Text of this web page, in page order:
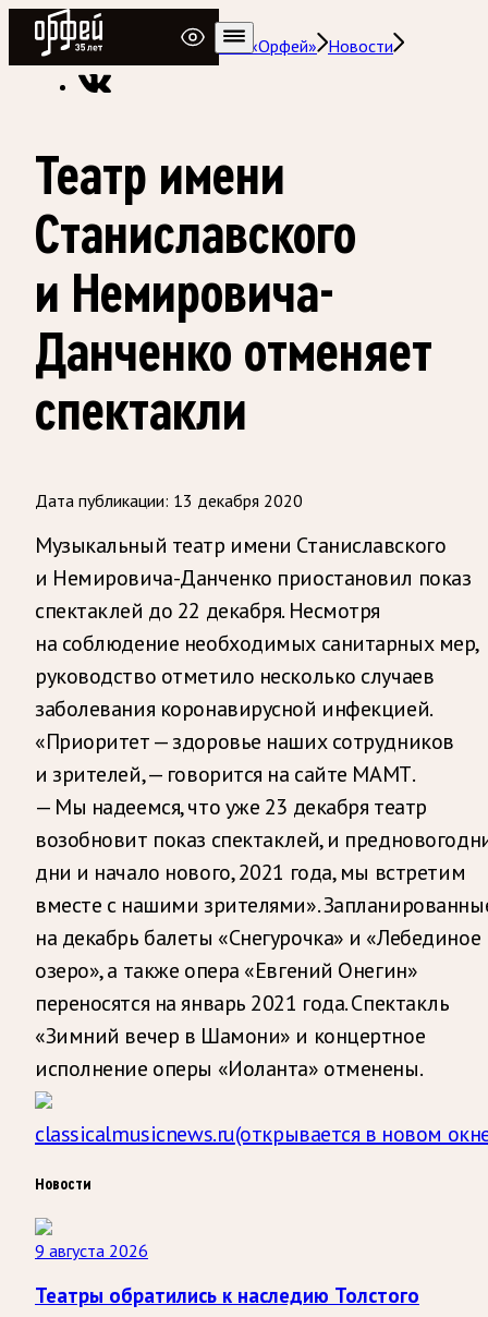
Радио Орфей
Радио классической музыки «Орфей» Новости
Театр имени
Станиславского
и Немировича-
Данченко отменяет
спектакли
Дата публикации: 13 декабря 2020
Музыкальный театр имени Станиславского
и Немировича-Данченко приостановил показ
спектаклей до 22 декабря. Несмотря
на соблюдение необходимых санитарных мер,
руководство отметило несколько случаев
заболевания коронавирусной инфекцией.
«Приоритет — здоровье наших сотрудников
и зрителей, — говорится на сайте МАМТ.
— Мы надеемся, что уже 23 декабря театр
возобновит показ спектаклей, и
дни и начало нового, 2021 года, мы встретим
вместе с нашими зрителями».
на декабрь балеты «Снегурочка» и «Лебединое
озеро», а также опера «Евгений Онегин»
переносятся на январь 2021 года. Спектакль
«Зимний вечер в Шамони» и концертное
исполнение оперы «Иоланта» отменены.
classicalmusicnews.ru(открывается в новом
Новости
9 августа 2026
Театры обратились к наследию Толстого